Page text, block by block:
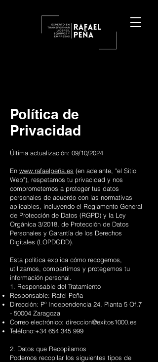
Política de
Privacidad
Última actualización: 09/10/2024
En www.rafaelpeña.es (en adelante, "el Sitio
Web"), respetamos tu privacidad y nos
comprometemos a proteger tus datos
personales de acuerdo con las normativas
aplicables, incluyendo el Reglamento General
de Protección de Datos (RGPD) y la Ley
Orgánica 3/2018, de Protección de Datos
Personales y Garantía de los Derechos
Digitales (LOPDGDD).
Esta política explica cómo recogemos,
utilizamos, compartimos y protegemos tu
información personal.
1. Responsable del Tratamiento
Responsable: Rafel Peña
Dirección: Pº Independencia 24, Planta 5 Of.7
- 50004 Zaragoza
Correo electrónico: direccion@exitos1000.es
Teléfono:+34 654 345 999
2. Datos que Recopilamos
Podemos recopilar los siguientes tipos de